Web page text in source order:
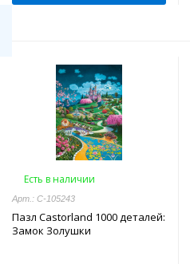
Есть в наличии
Арт.: C-105243
Пазл Castorland 1000 деталей:
Замок Золушки